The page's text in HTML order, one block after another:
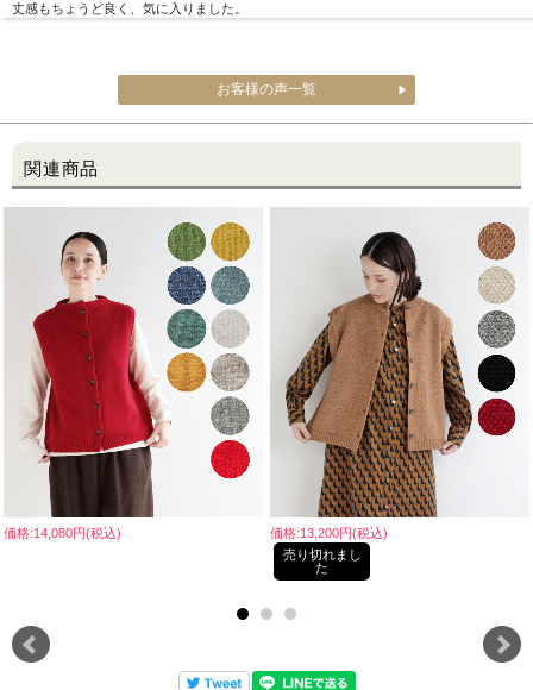
丈感もちょうど良く、気に入りました。
お客様の声一覧
関連商品
価格:14,080円(税込)
価格:13,200円(税込)
売り切れまし
た